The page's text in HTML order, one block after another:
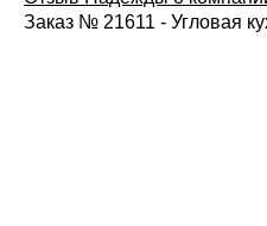
Заказ № 21611 - Угловая